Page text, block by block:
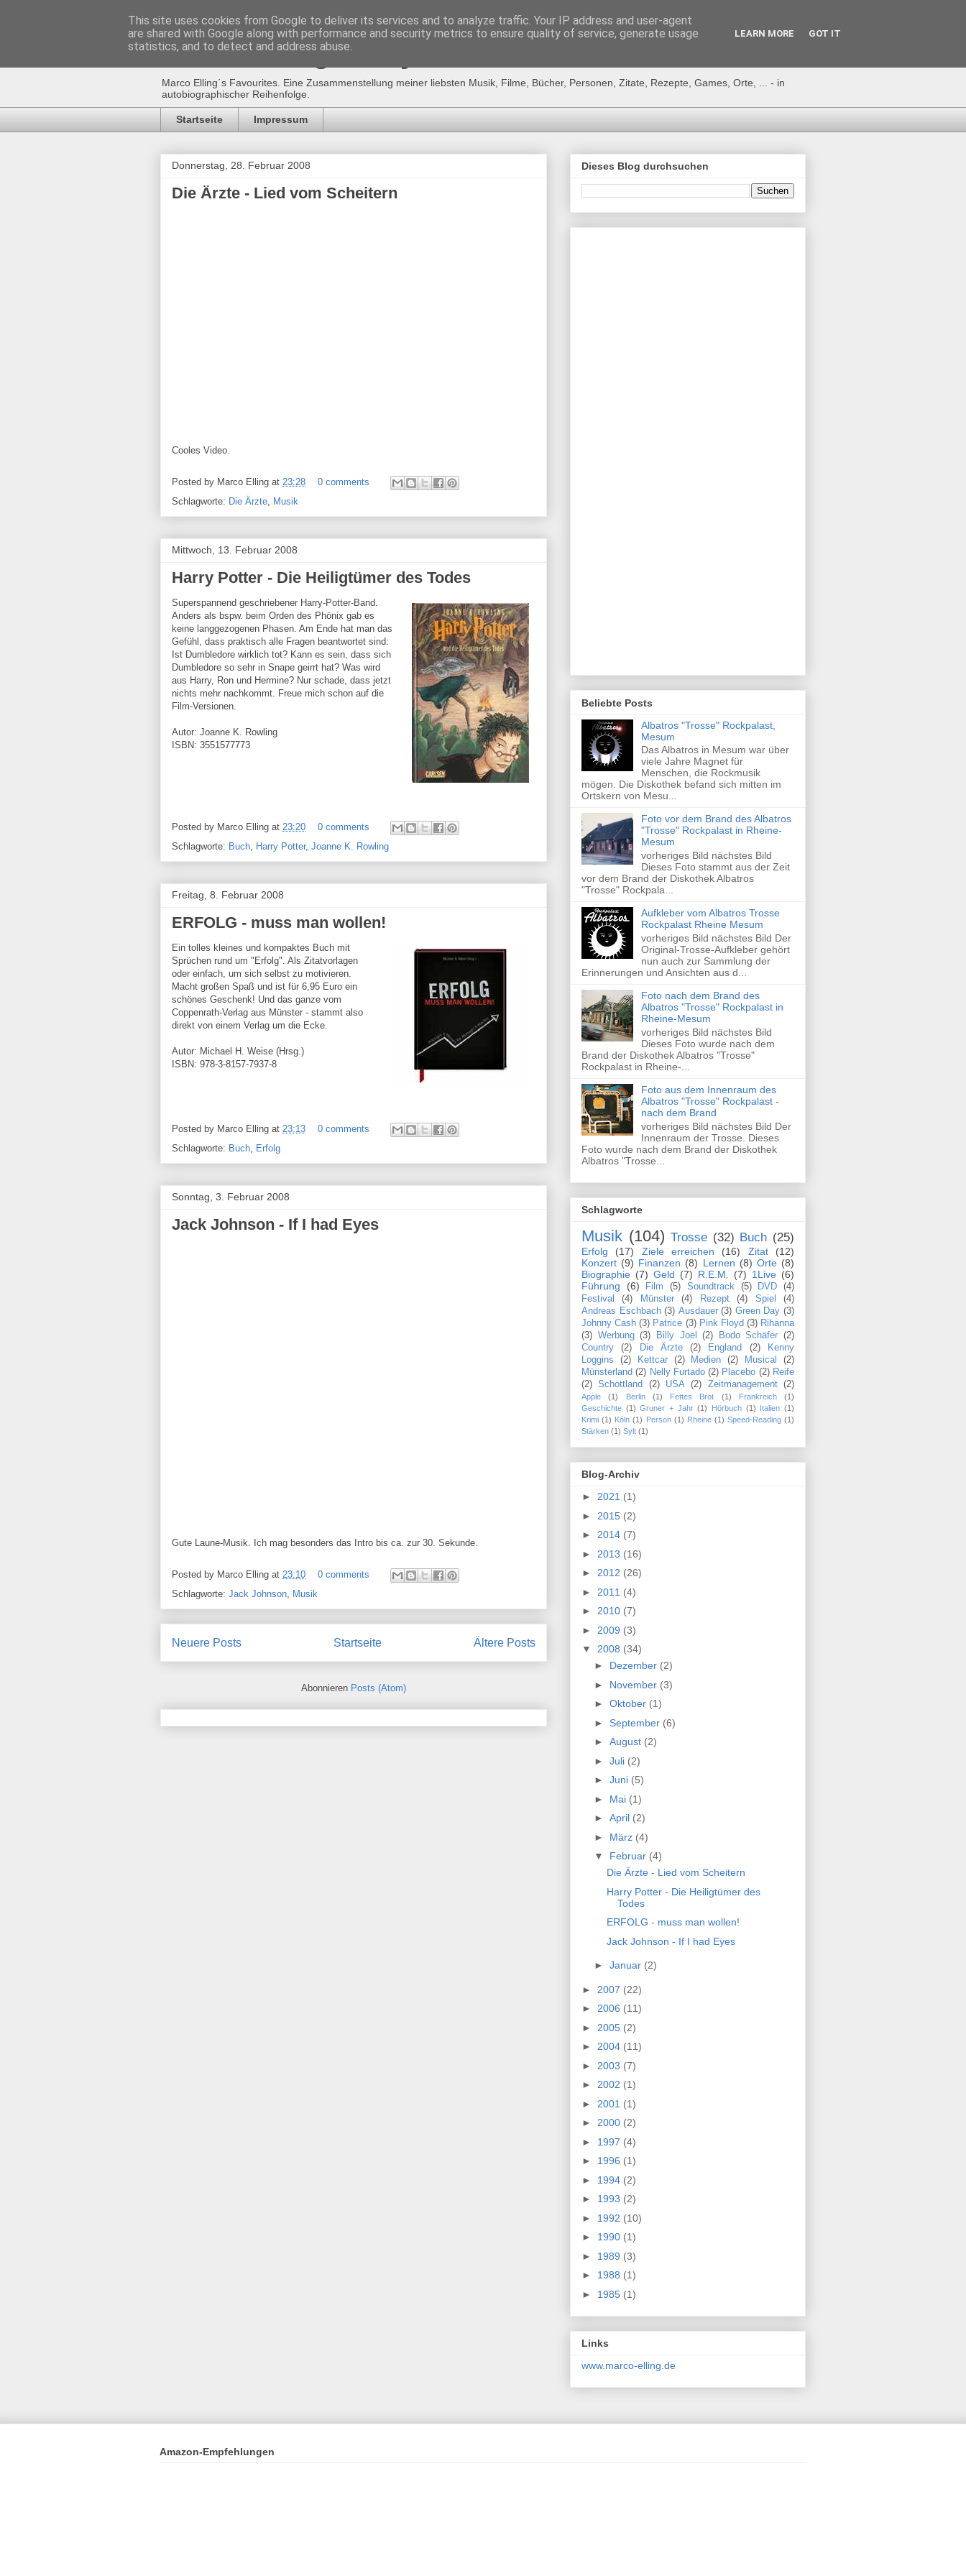
Marco Elling´s "MyFavourites"
Marco Elling´s Favourites. Eine Zusammenstellung meiner liebsten Musik, Filme, Bücher, Personen, Zitate, Rezepte, Games, Orte, ... - in
autobiographischer Reihenfolge.
Startseite Impressum
Donnerstag, 28. Februar 2008
Die Ärzte - Lied vom Scheitern
Cooles Video.
Posted by Marco Elling at 23:28
0 comments
Schlagworte: Die Ärzte Musik
Mittwoch, 13. Februar 2008
Harry Potter - Die Heiligtümer des Todes
Superspannend geschriebener Harry-Potter-Band.
Anders als bspw. beim Orden des Phönix gab es
keine langgezogenen Phasen. Am Ende hat man das
Gefühl, dass praktisch alle Fragen beantwortet sind:
Ist Dumbledore wirklich tot? Kann es sein, dass sich
Dumbledore so sehr in Snape geirrt hat? Was wird
aus Harry, Ron und Hermine? Nur schade, dass jetzt
nichts mehr nachkommt. Freue mich schon auf die
Film-Versionen.
Autor: Joanne K. Rowling
ISBN: 3551577773
Posted by Marco Elling at 23:20
0 comments
Schlagworte: Buch Harry Potter, Joanne K. Rowling
Freitag, 8. Februar 2008
ERFOLG - muss man wollen!
Ein tolles kleines und kompaktes Buch mit
Sprüchen rund um "Erfolg". Als Zitatvorlagen
oder einfach, um sich selbst zu motivieren.
Macht großen Spaß und ist für 6,95 Euro ein
schönes Geschenk! Und das ganze vom
Coppenrath-Verlag aus Münster - stammt also
direkt von einem Verlag um die Ecke.
Autor: Michael H. Weise (Hrsg.)
ISBN: 978-3-8157-7937-8
Posted by Marco Elling at 23:13
0 comments
Schlagworte: Buch Erfolg
Sonntag, 3. Februar 2008
Jack Johnson - If I had Eyes
Gute Laune-Musik. Ich mag besonders das Intro bis ca. zur 30. Sekunde.
Posted by Marco Elling at 23:10
0 comments
Schlagworte: Jack Johnson Musik
Neuere Posts Ältere Posts
Startseite
Abonnieren Posts (Atom)
Dieses Blog durchsuchen
Beliebte Posts
Albatros "Trosse" Rockpalast,
Mesum
Das Albatros in Mesum war über
viele Jahre Magnet für
Menschen, die Rockmusik
mögen. Die Diskothek befand sich mitten im
Ortskern von Mesu...
Foto vor dem Brand des Albatros
"Trosse" Rockpalast in Rheine-
Mesum
vorheriges Bild nächstes Bild
Dieses Foto stammt aus der Zeit
vor dem Brand der Diskothek Albatros
"Trosse" Rockpala...
Aufkleber vom Albatros Trosse
Rockpalast Rheine Mesum
vorheriges Bild nächstes Bild Der
Original-Trosse-Aufkleber gehört
nun auch zur Sammlung der
Erinnerungen und Ansichten aus d...
Foto nach dem Brand des
Albatros "Trosse" Rockpalast in
Rheine-Mesum
vorheriges Bild nächstes Bild
Dieses Foto wurde nach dem
Brand der Diskothek Albatros "Trosse"
Rockpalast in Rheine-...
Foto aus dem Innenraum des
Albatros "Trosse" Rockpalast -
nach dem Brand
vorheriges Bild nächstes Bild Der
Innenraum der Trosse. Dieses
Foto wurde nach dem Brand der Diskothek
Albatros "Trosse...
Schlagworte
Musik (104) Trosse (32) Buch (25)
Erfolg (17) Ziele erreichen (16) Zitat
(12)
Konzert (9) Finanzen (8) Lernen (8) Orte (8)
Biographie (7) Geld (7) R.E.M. (7) 1Live (6)
Führung
(6) Film (5) Soundtrack (5) DVD
(4)
Festival
(4) Münster (4) Rezept (4) Spiel
(4)
Andreas Eschbach (3) Ausdauer (3) Green Day (3)
Johnny Cash (3) Patrice (3) Pink Floyd (3) Rihanna
(3) Werbung (3) Billy Joel (2) Bodo Schäfer (2)
Country
(2) Die Ärzte (2) England (2)
Kenny
Loggins
(2) Kettcar (2) Medien (2) Musical
(2)
Münsterland (2) Nelly Furtado (2) Placebo (2) Reife
(2) Schottland (2) USA (2) Zeitmanagement (2)
Apple (1) Berlin (1) Fettes Brot (1) Frankreich
(1)
Geschichte (1) Gruner + Jahr (1) Hörbuch (1) Italien (1)
Krimi (1) Köln (1) Person (1) Rheine (1) Speed-Reading (1)
Stärken (1) Sylt (1)
Blog-Archiv
► 2021 (1)
► 2015 (2)
► 2014 (7)
► 2013 (16)
► 2012 (26)
► 2011 (4)
► 2010 (7)
► 2009 (3)
▼ 2008 (34)
► Dezember (2)
► November (3)
► Oktober (1)
► September (6)
► August (2)
► Juli (2)
► Juni (5)
► Mai (1)
► April (2)
► März (4)
▼ Februar (4)
Die Ärzte - Lied vom Scheitern
Harry Potter - Die Heiligtümer des
Todes
ERFOLG - muss man wollen!
Jack Johnson - If I had Eyes
► Januar (2)
► 2007 (22)
► 2006 (11)
► 2005 (2)
► 2004 (11)
► 2003 (7)
► 2002 (1)
► 2001 (1)
► 2000 (2)
► 1997 (4)
► 1996 (1)
► 1994 (2)
► 1993 (2)
► 1992 (10)
► 1990 (1)
► 1989 (3)
► 1988 (1)
► 1985 (1)
Links
www.marco-elling.de
Amazon-Empfehlungen
This site uses cookies from Google to deliver its services and to analyze traffic. Your IP address and user-agent
are shared with Google along with performance and security metrics to ensure quality of service, generate usage
statistics, and to detect and address abuse.
LEARN MORE GOT IT